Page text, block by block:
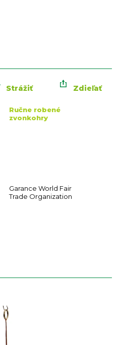
Ručne robené
zvonkohry
Garance World Fair
Trade Organization
Strážiť Zdieľať